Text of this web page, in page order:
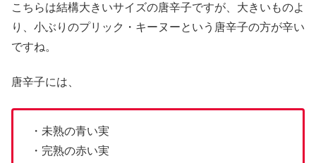
こちらは結構大きいサイズの唐辛子ですが、大きいものよ
り、小ぶりのプリック・キーヌーという唐辛子の方が辛い
ですね。
唐辛子には、
・未熟の青い実
・完熟の赤い実